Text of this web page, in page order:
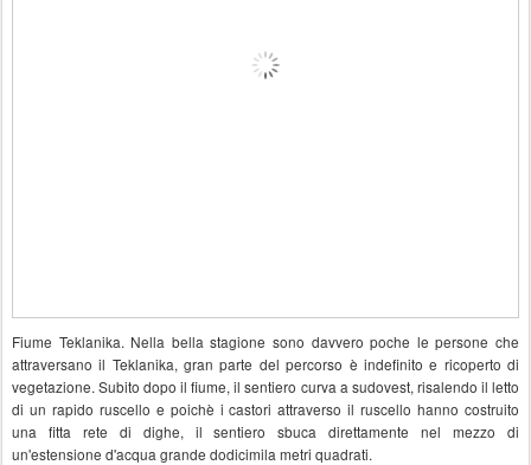
Fiume Teklanika. Nella bella stagione sono davvero poche le persone che
attraversano il Teklanika, gran parte del percorso è indefinito e ricoperto di
vegetazione. Subito dopo il fiume, il sentiero curva a sudovest, risalendo il letto
di un rapido ruscello e poichè i castori attraverso il ruscello hanno costruito
una fitta rete di dighe, il sentiero sbuca direttamente nel mezzo di
un'estensione d'acqua grande dodicimila metri quadrati.